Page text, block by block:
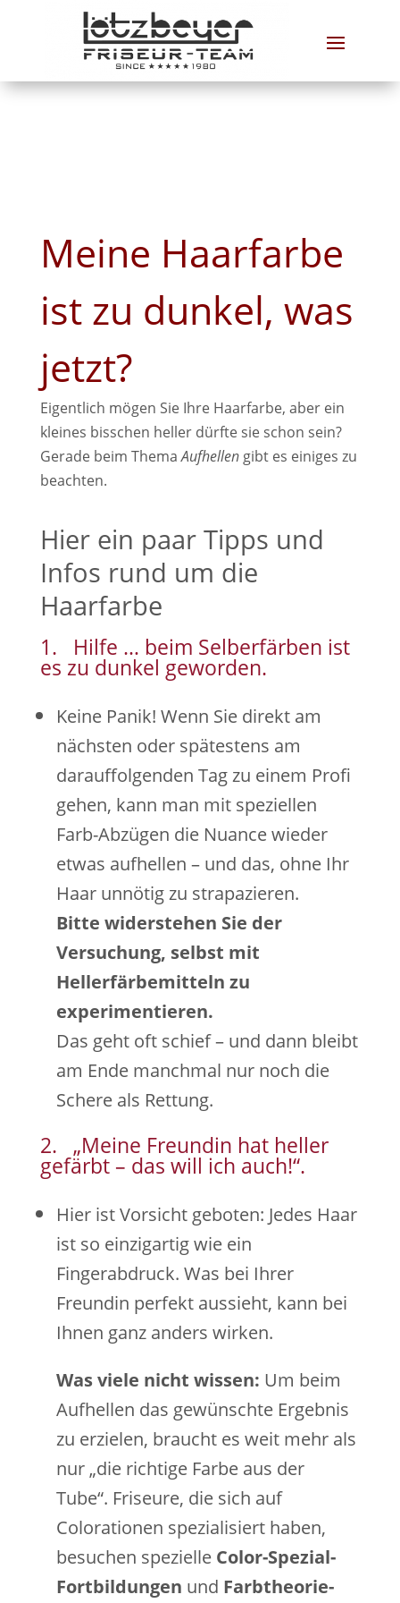
Meine Haarfarbe
ist zu dunkel, was
jetzt?
Eigentlich mögen Sie Ihre Haarfarbe, aber ein
kleines bisschen heller dürfte sie schon sein?
Gerade beim ThemaAufhellengibt es einiges zu
beachten.
Hier ein paar Tipps und
Infos rund um die
Haarfarbe
1. Hilfe … beim Selberfärben ist
es zu dunkel geworden.
Keine Panik! Wenn Sie direkt am
nächsten oder spätestens am
darauffolgenden Tag zu einem Profi
gehen, kann man mit speziellen
Farb-Abzügen die Nuance wieder
etwas aufhellen – und das, ohne Ihr
Haar unnötig zu strapazieren.
Bitte widerstehen Sie der
Versuchung, selbst mit
Hellerfärbemitteln zu
experimentieren.
Das geht oft schief – und dann bleibt
am Ende manchmal nur noch die
Schere als Rettung.
2. „Meine Freundin hat heller
gefärbt – das will ich auch!“.
Hier ist Vorsicht geboten: Jedes Haar
ist so einzigartig wie ein
Fingerabdruck. Was bei Ihrer
Freundin perfekt aussieht, kann bei
Ihnen ganz anders wirken.
Was viele nicht wissen: Um beim
Aufhellen das gewünschte Ergebnis
zu erzielen, braucht es weit mehr als
nur „die richtige Farbe aus der
Tube“. Friseure, die sich auf
Colorationen spezialisiert haben,
besuchen spezielle Color-Spezial-
Fortbildungen und Farbtheorie-